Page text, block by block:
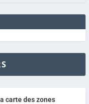
carte des zones